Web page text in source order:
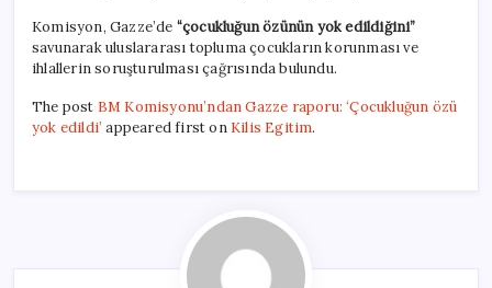
Komisyon, Gazze’de “çocukluğun özünün yok edildiğini”
savunarak uluslararası topluma çocukların korunması ve
ihlallerin soruşturulması çağrısında bulundu.
The post BM Komisyonu’ndan Gazze raporu: ‘Çocukluğun özü
yok edildi’ appeared first on Kilis Egitim.